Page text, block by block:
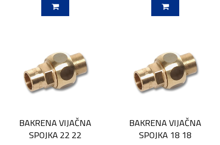
BAKRENA VIJAČNA
SPOJKA 22 22
BAKRENA VIJAČNA
SPOJKA 18 18